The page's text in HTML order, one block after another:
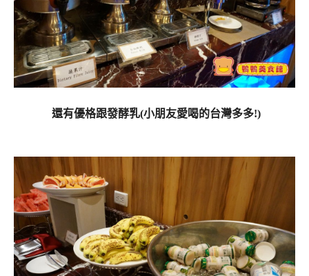
還有優格跟發酵乳(小朋友愛喝的台灣多多!)